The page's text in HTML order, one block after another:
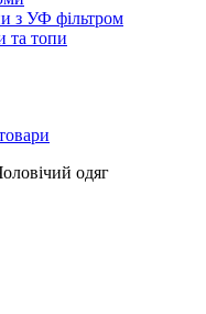
з УФ фільтром
та топи
одяг